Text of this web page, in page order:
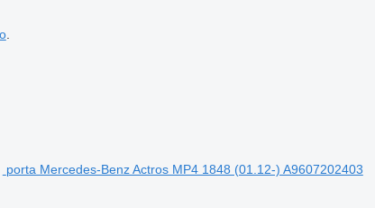
.
porta Mercedes-Benz Actros MP4 1848 (01.12-) A9607202403